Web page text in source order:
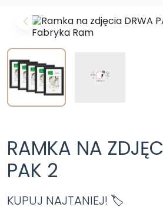
Previous
RAMKA NA
PAK 2
KUPUJ NAJTANIEJ! 🏷️